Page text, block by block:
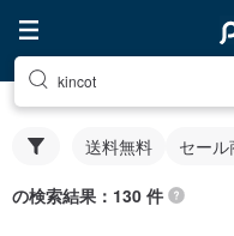
kincot
送料無料 セール
の検索結果：130 件